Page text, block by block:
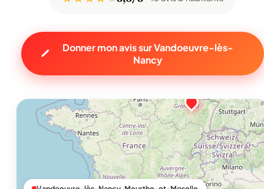
Donner mon avis sur Vandoeuvre-lès-
Nancy